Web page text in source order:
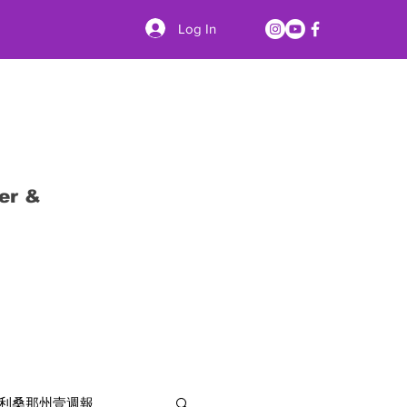
Log In
&
桑那州壹週報